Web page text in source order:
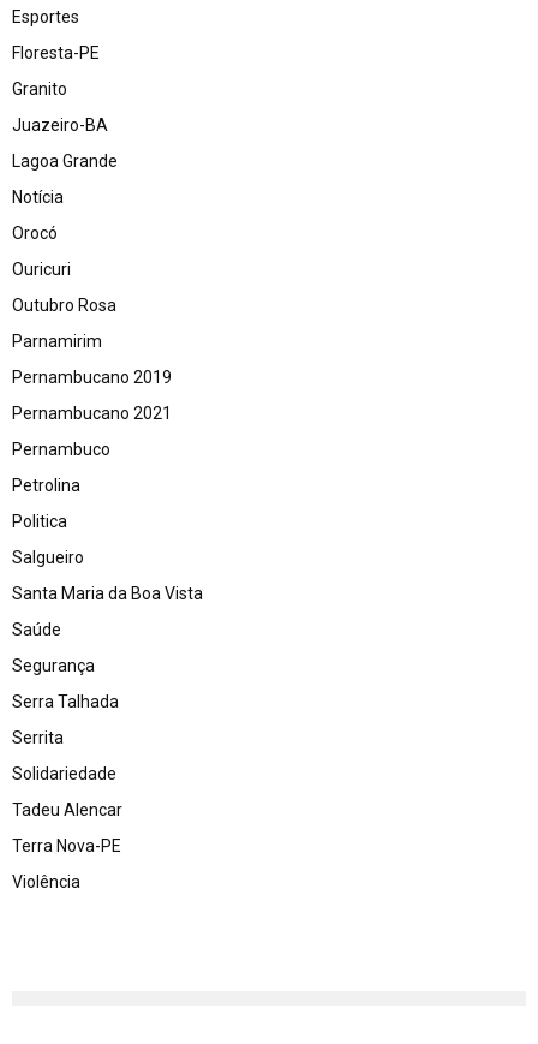
Esportes
Floresta-PE
Granito
Juazeiro-BA
Lagoa Grande
Notícia
Orocó
Ouricuri
Outubro Rosa
Parnamirim
Pernambucano 2019
Pernambucano 2021
Pernambuco
Petrolina
Politica
Salgueiro
Santa Maria da Boa Vista
Saúde
Segurança
Serra Talhada
Serrita
Solidariedade
Tadeu Alencar
Terra Nova-PE
Violência